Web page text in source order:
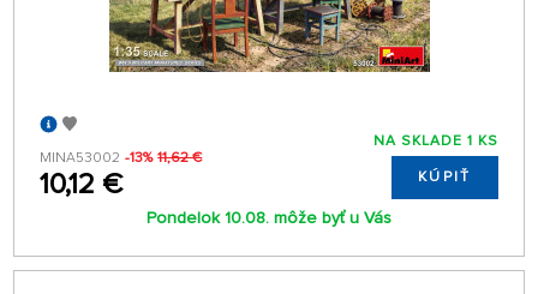
MINA53002 -13% 11,62 €
10,12 €
NA SKLADE 1 KS
KÚPIŤ
Pondelok 10.08. môže byť u Vás